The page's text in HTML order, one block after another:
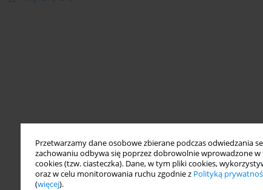
Przetwarzamy dane osobowe zbierane podczas odwiedzania
zachowaniu odbywa się poprzez dobrowolnie wprowadzone
cookies (tzw. ciasteczka). Dane, w tym pliki cookies,
oraz w celu monitorowania ruchu zgodnie z Polityką
(więcej).